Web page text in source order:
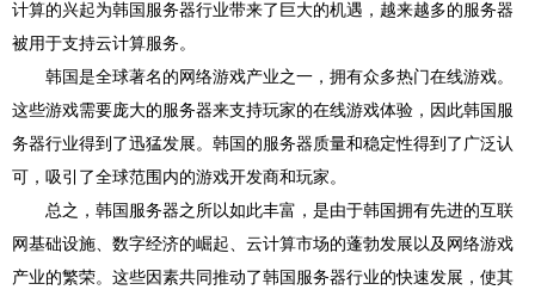
计算的兴起为韩国服务器行业带来了巨大的机遇，越来越多的服务器
被用于支持云计算服务。
韩国是全球著名的网络游戏产业之一，拥有众多热门在线游戏。
这些游戏需要庞大的服务器来支持玩家的在线游戏体验，因此韩国服
务器行业得到了迅猛发展。韩国的服务器质量和稳定性得到了广泛认
可，吸引了全球范围内的游戏开发商和玩家。
总之，韩国服务器之所以如此丰富，是由于韩国拥有先进的互联
网基础设施、数字经济的崛起、云计算市场的蓬勃发展以及网络游戏
产业的繁荣。这些因素共同推动了韩国服务器行业的快速发展，使其